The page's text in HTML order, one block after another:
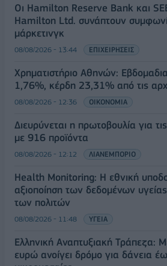
Οι Hamilton Reserve Bank και
Hamilton Ltd. συνάπτουν
μάρκετινγκ
08/08/2026 - 13:44 ΕΠΙΧΕΙΡΗΣΕΙΣ
Χρηματιστήριο Αθηνών:
1,76%, κέρδη 23,31% από τις
08/08/2026 - 12:36 ΟΙΚΟΝΟΜΙΑ
Διευρύνεται η πρωτοβουλία για
με 916 προϊόντα
08/08/2026 - 12:12 ΛΙΑΝΕΜΠΟΡΙΟ
Health Monitoring: Η εθνική
αξιοποίηση των δεδομένων
των πολιτών
08/08/2026 - 11:48 ΥΓΕΙΑ
Ελληνική Αναπτυξιακή Τράπεζα:
ευρώ ανοίγει δρόμο για δάνεια